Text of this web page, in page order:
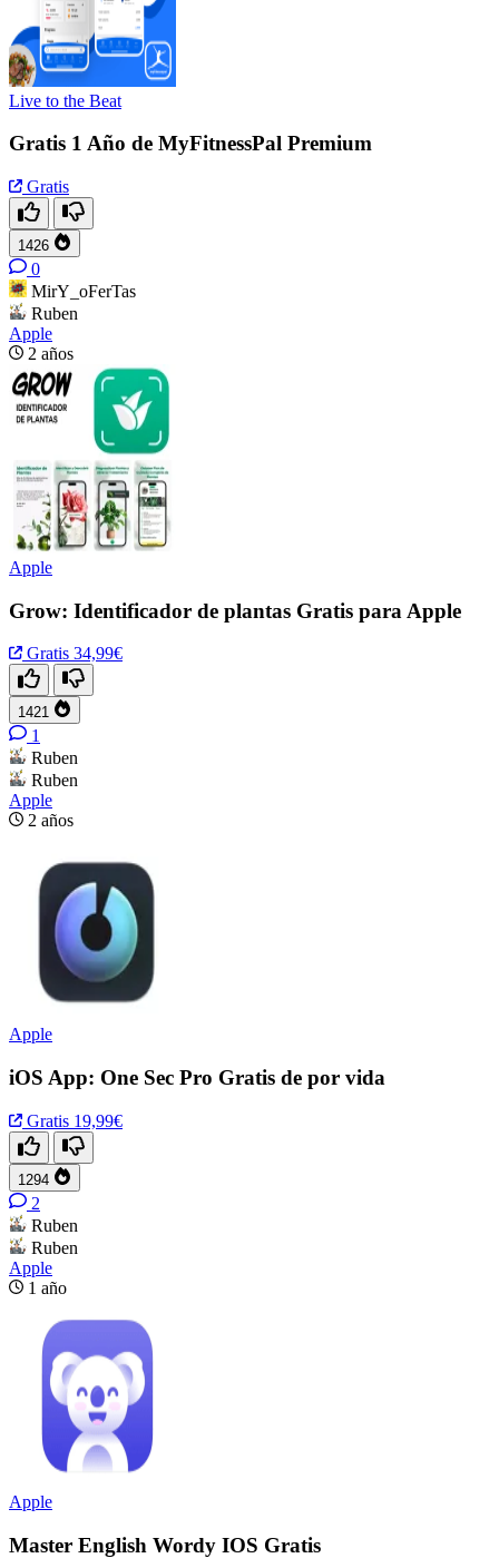
Live to the Beat
Gratis 1 Año de MyFitnessPal Premium
Gratis
1426
0
MirY_oFerTas
Ruben
Apple
2 años
Apple
Grow: Identificador de plantas Gratis para Apple
Gratis 34,99€
1421
1
Ruben
Ruben
Apple
2 años
Apple
iOS App: One Sec Pro Gratis de por vida
Gratis 19,99€
1294
2
Ruben
Ruben
Apple
1 año
Apple
Master English Wordy IOS Gratis